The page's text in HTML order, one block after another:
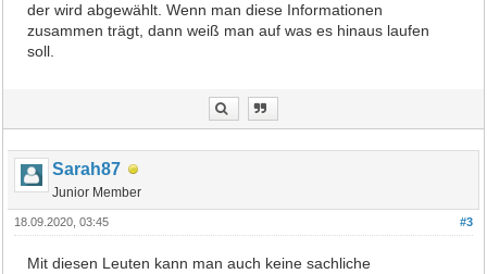
der wird abgewählt. Wenn man diese Informationen
zusammen trägt, dann weiß man auf was es hinaus laufen
soll.
Sarah87
Junior Member
#3
18.09.2020, 03:45
Mit diesen Leuten kann man auch keine sachliche